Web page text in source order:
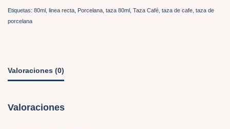
Etiquetas: 80ml linea recta Porcelana taza 80ml Taza Café taza de cafe taza de
porcelana
Valoraciones (0)
Valoraciones